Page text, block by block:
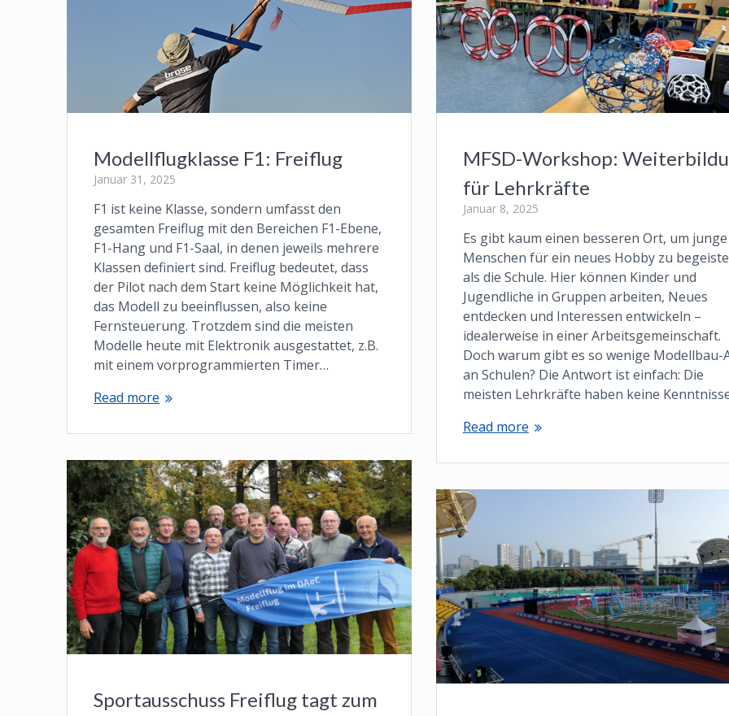
Modellflugklasse F1: Freiflug
Januar 31, 2025
F1 ist keine Klasse, sondern umfasst den
gesamten Freiflug mit den Bereichen F1-Ebene,
F1-Hang und F1-Saal, in denen jeweils mehrere
Klassen definiert sind. Freiflug bedeutet, dass
der Pilot nach dem Start keine Möglichkeit hat,
das Modell zu beeinflussen, also keine
Fernsteuerung. Trotzdem sind die meisten
Modelle heute mit Elektronik ausgestattet, z.B.
mit einem vorprogrammierten Timer…
Read more
MFSD-Workshop:
für Lehrkräfte
Januar 8, 2025
Es gibt kaum einen besseren Ort, um junge
Menschen für ein neues Hobby zu
als die Schule. Hier können Kinder und
Jugendliche in Gruppen arbeiten, Neues
entdecken und Interessen entwickeln –
idealerweise in einer Arbeitsgemeinschaft.
Doch warum gibt es so wenige Modellbau-
an Schulen? Die Antwort ist einfach: Die
meisten Lehrkräfte haben keine
Read more
Sportausschuss Freiflug tagt zum